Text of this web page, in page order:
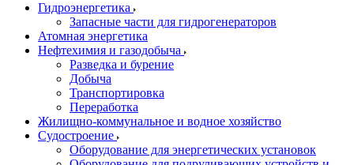
Гидроэнергетика
Запасные части для гидрогенераторов
Атомная энергетика
Нефтехимия и газодобыча
Разведка и бурение
Добыча
Транспортировка
Переработка
Жилищно-коммунальное и водное хозяйство
Судостроение
Оборудование для энергетических установок